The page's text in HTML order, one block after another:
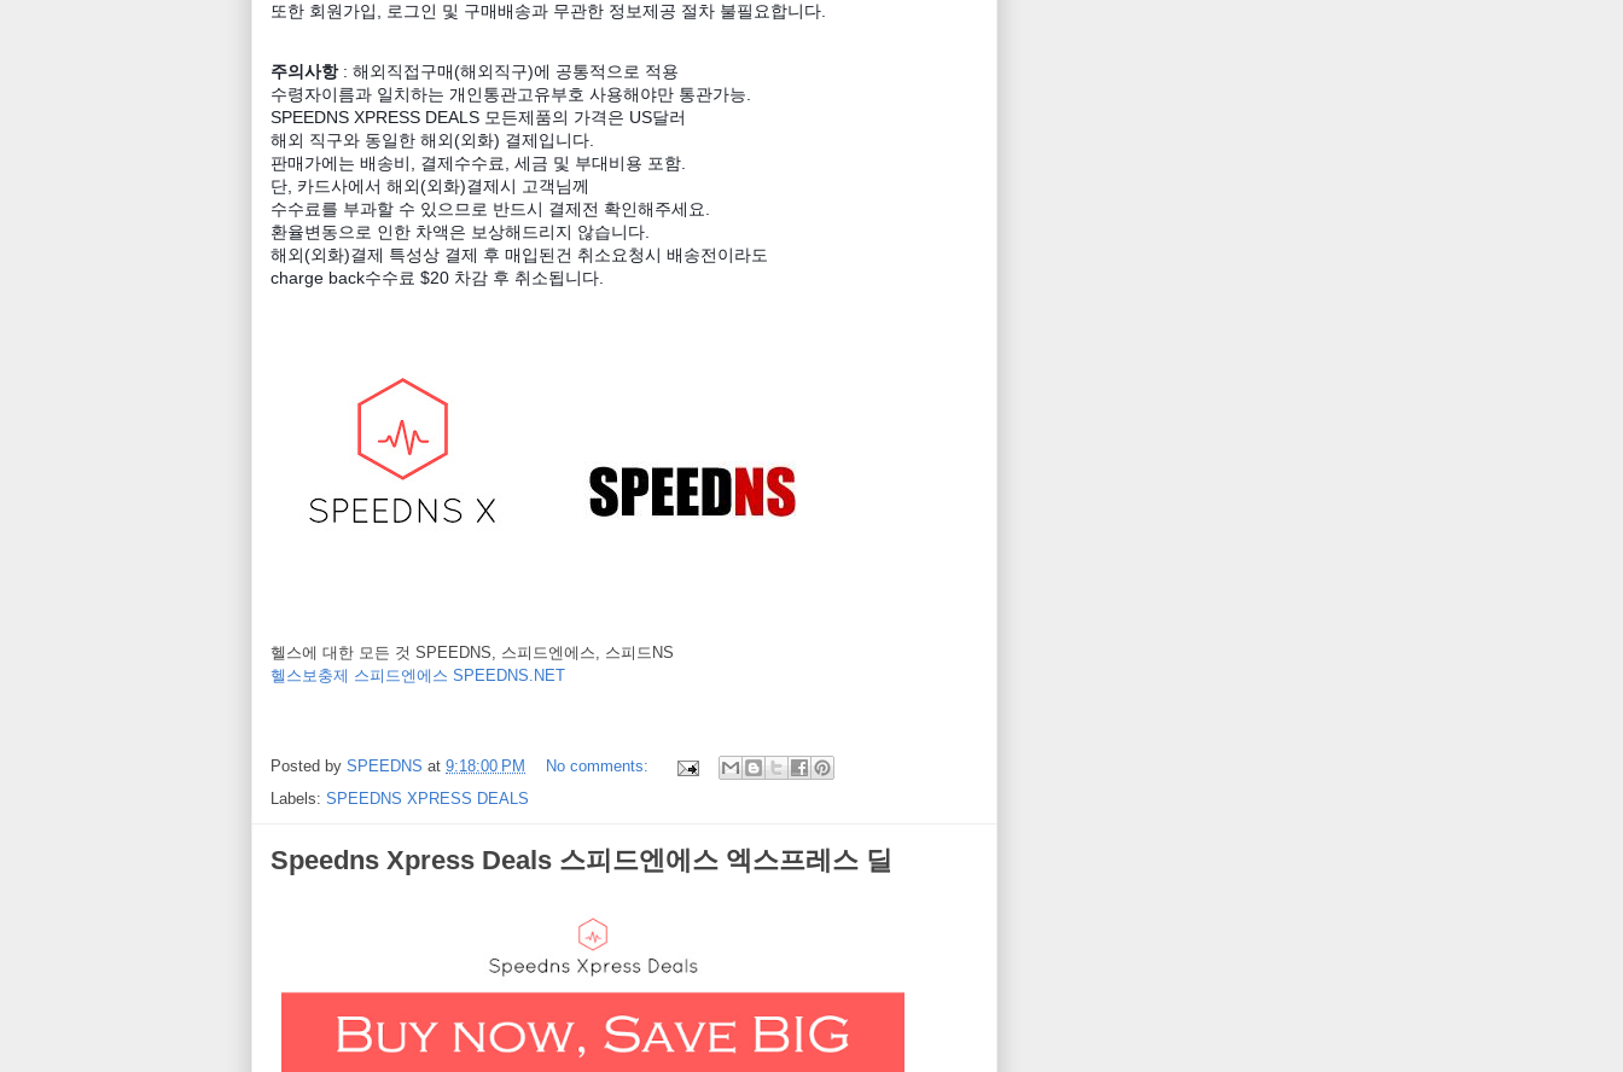
또한 회원가입, 로그인 및 구매배송과 무관한 정보제공 절차 불필요합니다.
주의사항: 해외직접구매(해외직구)에 공통적으로 적용
수령자이름과 일치하는 개인통관고유부호 사용해야만 통관가능.
SPEEDNS XPRESS DEALS 모든제품의 가격은 US달러
해외 직구와 동일한 해외(외화) 결제입니다.
판매가에는 배송비, 결제수수료, 세금 및 부대비용 포함.
단, 카드사에서 해외(외화)결제시 고객님께
수수료를 부과할 수 있으므로 반드시 결제전 확인해주세요.
환율변동으로 인한 차액은 보상해드리지 않습니다.
해외(외화)결제 특성상 결제 후 매입된건 취소요청시 배송전이라도
charge back수수료 $20 차감 후 취소됩니다.
헬스에 대한 모든 것 SPEEDNS, 스피드엔에스, 스피드NS
헬스보충제 스피드엔에스 SPEEDNS.NET
Posted by SPEEDNS at 9:18:00 PM
No comments:
Labels: SPEEDNS XPRESS DEALS
Speedns Xpress Deals 스피드엔에스 엑스프레스 딜